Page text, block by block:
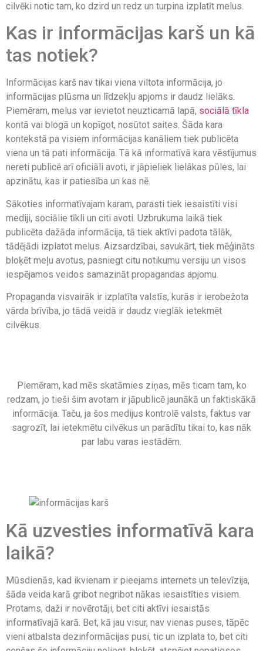
cilvēki notic tam, ko dzird un redz un turpina izplatīt melus.
Kas ir informācijas karš un kā
tas notiek?
Informācijas karš nav tikai viena viltota informācija, jo
informācijas plūsma un līdzekļu apjoms ir daudz lielāks.
Piemēram, melus var ievietot neuzticamā lapā, sociālā tīkla
kontā vai blogā un kopīgot, nosūtot saites. Šāda kara
kontekstā pa visiem informācijas kanāliem tiek publicēta
viena un tā pati informācija. Tā kā informatīvā kara vēstījumus
nereti publicē arī oficiāli avoti, ir jāpieliek lielākas pūles, lai
apzinātu, kas ir patiesība un kas nē.
Sākoties informatīvajam karam, parasti tiek iesaistīti visi
mediji, sociālie tīkli un citi avoti. Uzbrukuma laikā tiek
publicēta dažāda informācija, tā tiek aktīvi padota tālāk,
tādējādi izplatot melus. Aizsardzībai, savukārt, tiek mēģināts
bloķēt meļu avotus, pasniegt citu notikumu versiju un visos
iespējamos veidos samazināt propagandas apjomu.
Propaganda visvairāk ir izplatīta valstīs, kurās ir ierobežota
vārda brīvība, jo tādā veidā ir daudz vieglāk ietekmēt
cilvēkus.
Piemēram, kad mēs skatāmies ziņas, mēs ticam tam, ko
redzam, jo ​​tieši šim avotam ir jāpublicē jaunākā un faktiskākā
informācija. Taču, ja šos medijus kontrolē valsts, faktus var
sagrozīt, lai ietekmētu cilvēkus un parādītu tikai to, kas nāk
par labu varas iestādēm.
Kā uzvesties informatīvā kara
laikā?
Mūsdienās, kad ikvienam ir pieejams internets un televīzija,
šāda veida karā gribot negribot nākas iesaistīties visiem.
Protams, daži ir novērotāji, bet citi aktīvi iesaistās
informatīvajā karā. Bet, kā jau visur, nav vienas puses, tāpēc
vieni atbalsta dezinformācijas pusi, tic un izplata to, bet citi